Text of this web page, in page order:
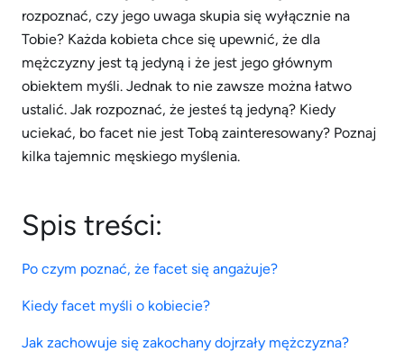
rozpoznać, czy jego uwaga skupia się wyłącznie na
Tobie? Każda kobieta chce się upewnić, że dla
mężczyzny jest tą jedyną i że jest jego głównym
obiektem myśli. Jednak to nie zawsze można łatwo
ustalić. Jak rozpoznać, że jesteś tą jedyną? Kiedy
uciekać, bo facet nie jest Tobą zainteresowany? Poznaj
kilka tajemnic męskiego myślenia.
Spis treści:
Po czym poznać, że facet się angażuje?
Kiedy facet myśli o kobiecie?
Jak zachowuje się zakochany dojrzały mężczyzna?